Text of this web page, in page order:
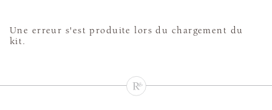
Une erreur s'est produite lors du chargement du
kit.